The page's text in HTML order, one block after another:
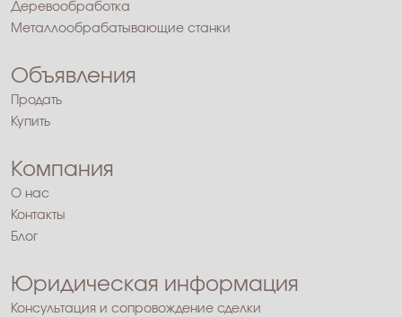
Деревообработка
Металлообрабатывающие станки
Объявления
Продать
Купить
Компания
О нас
Контакты
Блог
Юридическая информация
Консультация и сопровождение сделки